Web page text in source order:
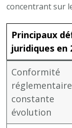
concentrant sur
Principaux
juridiques en
Conformité
constante
évolution